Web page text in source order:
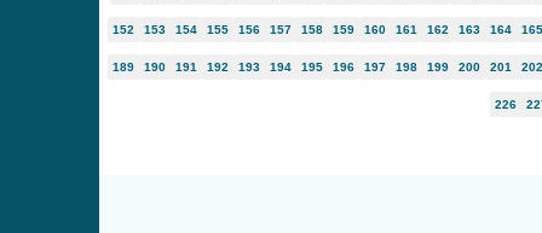
152 153 154 155 156 157 158 159 160 161 162 163 164 165
189 190 191 192 193 194 195 196 197 198 199 200 201 202
226